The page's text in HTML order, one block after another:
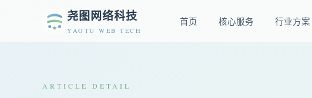
尧图网络科技
YAOTU WEB TECH
首页 核心服务 行业方案
ARTICLE DETAIL